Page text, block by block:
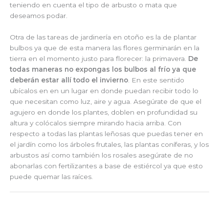
teniendo en cuenta el tipo de arbusto o mata que
deseamos podar.
Otra de las tareas de jardinería en otoño es la de plantar
bulbos ya que de esta manera las flores germinarán en la
tierra en el momento justo para florecer: la primavera. De
todas maneras no expongas los bulbos al frío ya que
deberán estar allí todo el invierno . En este sentido
ubícalos en en un lugar en donde puedan recibir todo lo
que necesitan como luz, aire y agua. Asegúrate de que el
agujero en donde los plantes, doblen en profundidad su
altura y colócalos siempre mirando hacia arriba. Con
respecto a todas las plantas leñosas que puedas tener en
el jardín como los árboles frutales, las plantas coníferas, y los
arbustos así como también los rosales asegúrate de no
abonarlas con fertilizantes a base de estiércol ya que esto
puede quemar las raíces.